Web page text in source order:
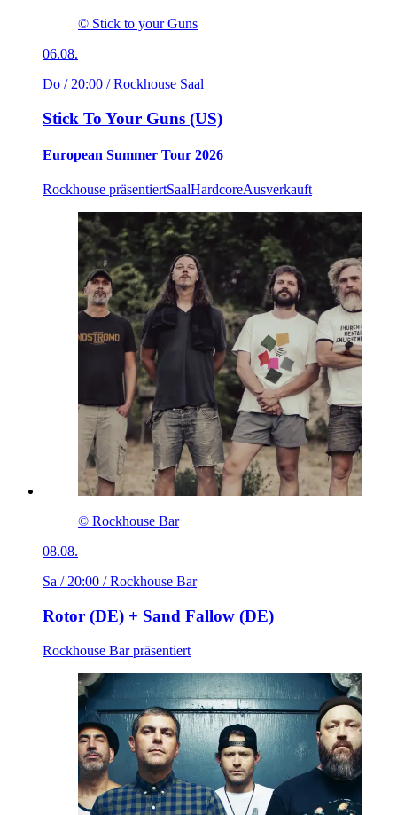
© Stick to your Guns
06.08.
Do / 20:00 / Rockhouse Saal
Stick To Your Guns (US)
European Summer Tour 2026
Rockhouse präsentiertSaalHardcoreAusverkauft
© Rockhouse Bar
08.08.
Sa / 20:00 / Rockhouse Bar
Rotor (DE) + Sand Fallow (DE)
Rockhouse Bar präsentiert